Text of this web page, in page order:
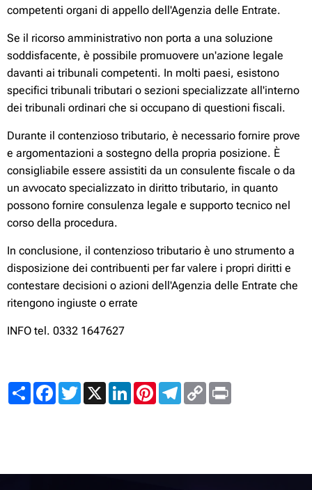
competenti organi di appello dell'Agenzia delle Entrate.
Se il ricorso amministrativo non porta a una soluzione
soddisfacente, è possibile promuovere un'azione legale
davanti ai tribunali competenti. In molti paesi, esistono
specifici tribunali tributari o sezioni specializzate all'interno
dei tribunali ordinari che si occupano di questioni fiscali.
Durante il contenzioso tributario, è necessario fornire prove
e argomentazioni a sostegno della propria posizione. È
consigliabile essere assistiti da un consulente fiscale o da
un avvocato specializzato in diritto tributario, in quanto
possono fornire consulenza legale e supporto tecnico nel
corso della procedura.
In conclusione, il contenzioso tributario è uno strumento a
disposizione dei contribuenti per far valere i propri diritti e
contestare decisioni o azioni dell'Agenzia delle Entrate che
ritengono ingiuste o errate
INFO tel. 0332 1647627
ShareFacebook
Twitter
X LinkedInPinterestTelegram
Copy
Link